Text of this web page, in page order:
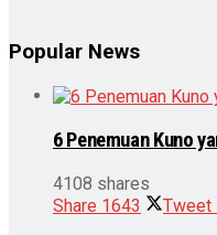
Popular News
6 Penemuan Kuno
4108 shares
Share 1643 Tweet